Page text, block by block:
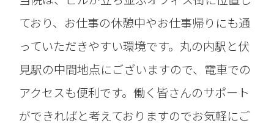
ており、お仕事の休憩中やお仕事帰りにも通
っていただきやすい環境です。丸の内駅と伏
見駅の中間地点にございますので、電車での
アクセスも便利です。働く皆さんのサポート
ができればと考えておりますのでお気軽にご